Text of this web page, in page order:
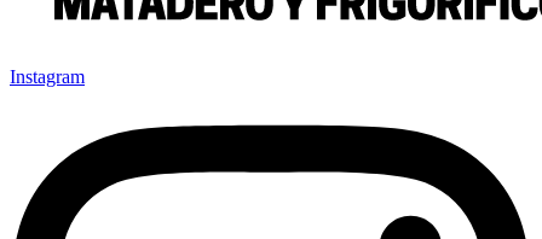
Instagram